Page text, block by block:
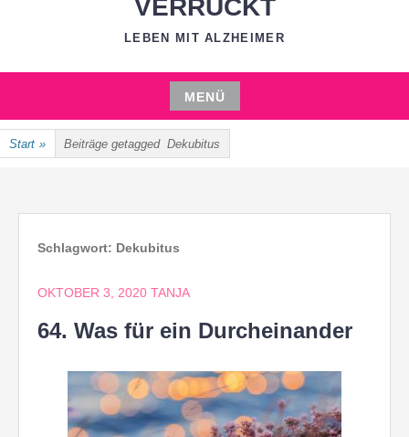
VERRÜCKT
LEBEN MIT ALZHEIMER
MENÜ
Zum
Inhalt
Start » Beiträge getagged Dekubitus
Schlagwort: Dekubitus
OKTOBER 3, 2020 TANJA
64. Was für ein Durcheinander